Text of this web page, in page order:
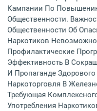
Кампании По
Общественности.
Общественности Об
Наркотиков
Профилактические
Эффективность В
И Пропаганде
Наркоторговля В
Требующая
Употребления